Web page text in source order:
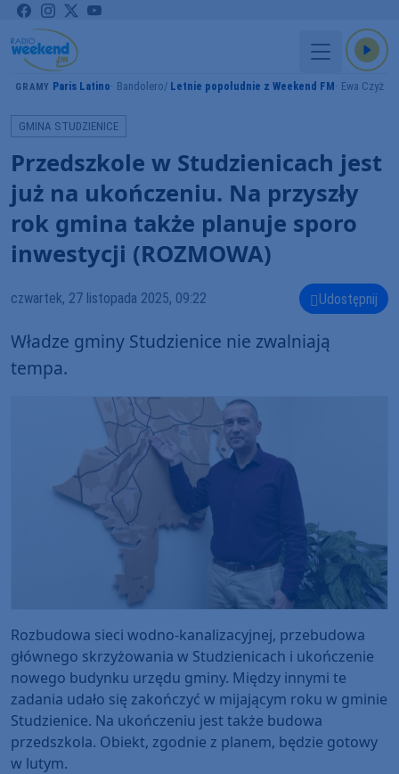
GRAMY Paris Latino Bandolero Letnie popołudnie z Weekend FM Ewa Czyż
GMINA STUDZIENICE
Przedszkole w Studzienicach jest
już na ukończeniu. Na przyszły
rok gmina także planuje sporo
inwestycji (ROZMOWA)
czwartek, 27 listopada 2025, 09:22 Udostępnij
Władze gminy Studzienice nie zwalniają
tempa.
Rozbudowa sieci wodno-kanalizacyjnej, przebudowa
głównego skrzyżowania w Studzienicach i ukończenie
nowego budynku urzędu gminy. Między innymi te
zadania udało się zakończyć w mijającym roku w gminie
Studzienice. Na ukończeniu jest także budowa
przedszkola. Obiekt, zgodnie z planem, będzie gotowy
w lutym.